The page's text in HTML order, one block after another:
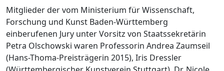
Mitglieder der vom Ministerium für Wissenschaft,
Forschung und Kunst Baden-Württemberg
einberufenen Jury unter Vorsitz von Staatssekretärin
Petra Olschowski waren Professorin Andrea Zaumseil
(Hans-Thoma-Preisträgerin 2015), Iris Dressler